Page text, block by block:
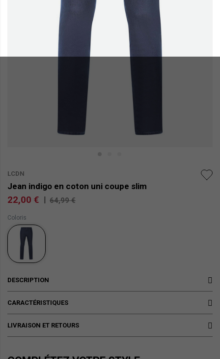
LCDN
Jean indigo en coton uni coupe slim
22,00 € 64,99 €
Coloris
DESCRIPTION
CARACTÉRISTIQUES
LIVRAISON ET RETOURS